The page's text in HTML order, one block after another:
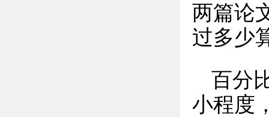
两篇论
过多少
百分
小程度